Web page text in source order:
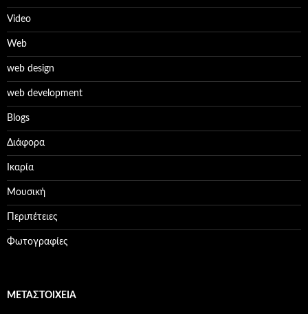
Video
Web
web design
web development
Βlogs
Διάφορα
Ικαρία
Μουσική
Περιπέτειες
Φωτογραφίες
ΜΕΤΑΣΤΟΙΧΕΊΑ